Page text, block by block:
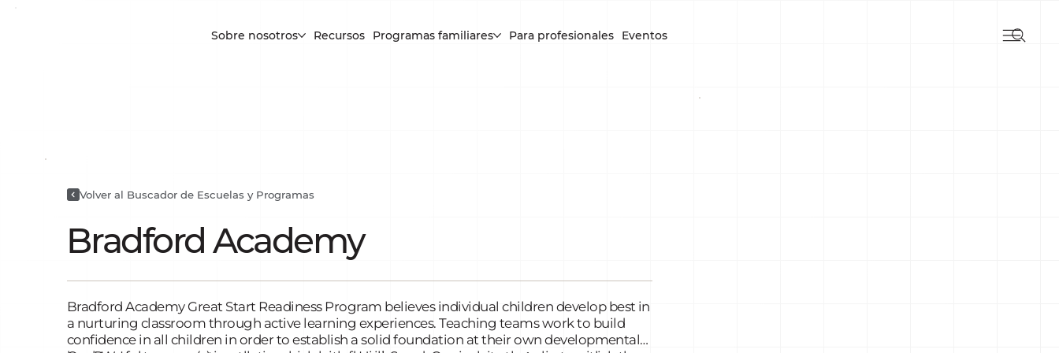
Sobre nosotros Recursos Programas familiares Para profesionales Eventos
Bradford Academy Great Start Readiness Program believes individual children develop best in
a nurturing classroom through active learning experiences. Teaching teams work to build
confidence in all children in order to establish a solid foundation at their own developmental
Volver al Buscador de Escuelas y Programas
Bradford Academy